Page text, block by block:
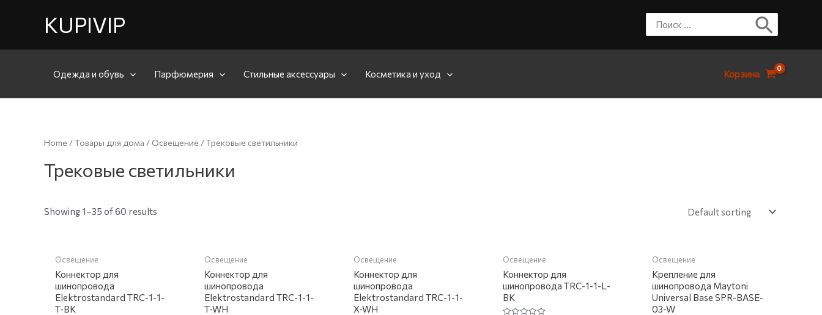
KUPIVIP
Одежда и обувь Парфюмерия Стильные аксессуары Косметика и уход Корзина
Home /Товары для дома / Освещение / Трековые светильники
Трековые светильники
Showing 1–35 of 60 results
Освещение
Коннектор для
шинопровода
Elektrostandard TRC-1-1-
T-BK
Освещение
Коннектор для
шинопровода
Elektrostandard TRC-1-1-
T-WH
Освещение
Коннектор для
шинопровода
Elektrostandard TRC-1-1-
X-WH
Освещение
Коннектор для
шинопровода TRC-1-1-L-
BK
Освещение
Крепление для
шинопровода Maytoni
Universal Base SPR-BASE-
03-W